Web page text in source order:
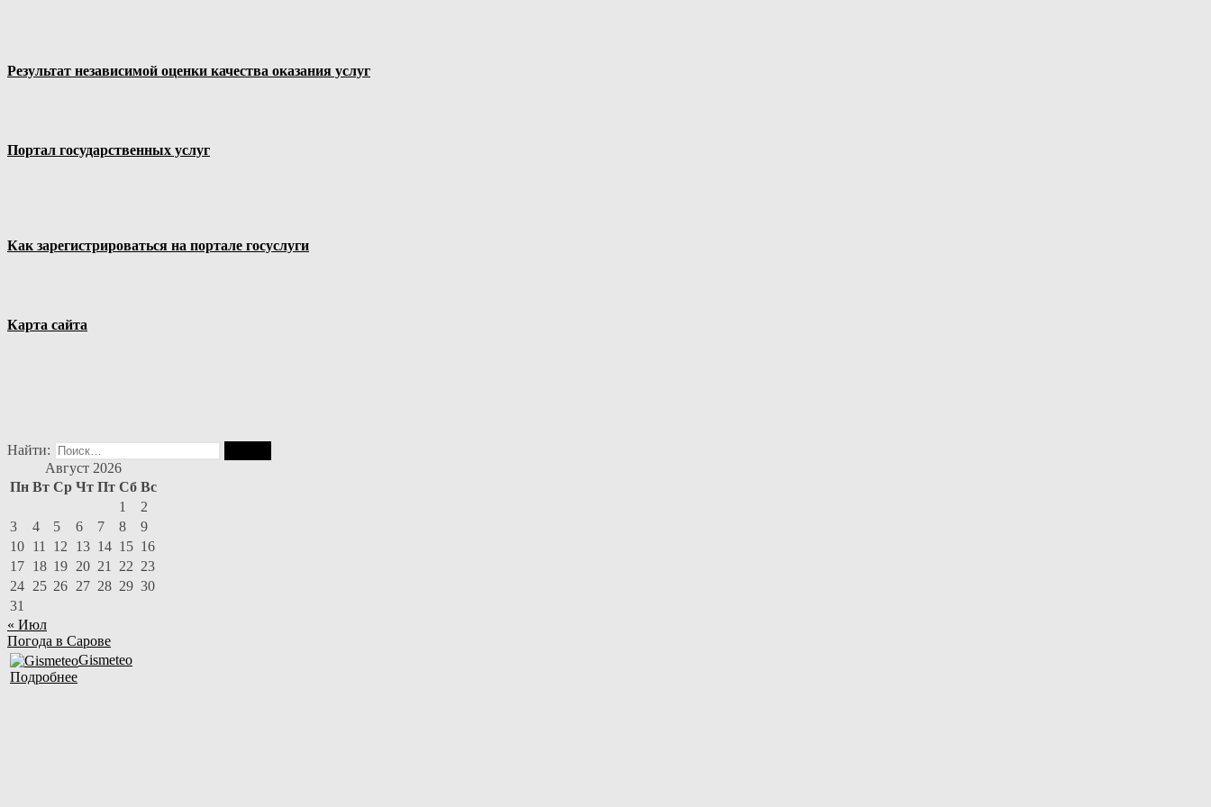
Результат независимой оценки качества оказания услуг
Портал государственных услуг
Как зарегистрироваться на портале госуслуги
Карта сайта
Найти:
Август 2026
Пн Вт Ср Чт Пт Сб Вс
1
2
3
4 5 6 7 8
9
10 11 12 13 14 15 16
17 18 19 20 21 22 23
24 25 26 27 28 29 30
31
« Июл
Погода в Сарове
Gismeteo
Подробнее